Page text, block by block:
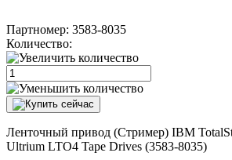
Партномер: 3583-8035
Количество:
Ленточный привод (Стример) IBM
Ultrium LTO4 Tape Drives (3583-8035)